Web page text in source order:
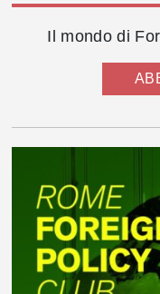
Il mondo di